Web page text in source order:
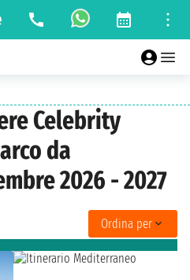
Celebrity
da
2026 - 2027
Ordina per